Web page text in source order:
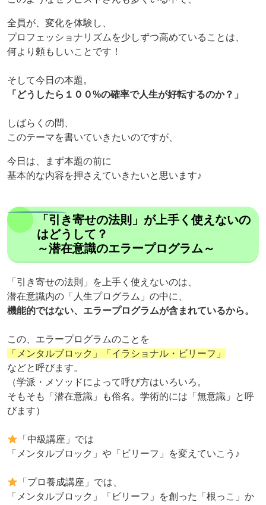
全員が、変化を体験し、
プロフェッショナリズムを少しずつ高めていることは、
何より頼もしいことです！
そして今日の本題。
「どうしたら１００%の確率で人生が好転するのか？」
しばらくの間、
このテーマを書いていきたいのですが、
今日は、まず本題の前に
基本的な内容を押さえていきたいと思います♪
「引き寄せの法則」が上手く使えないの
はどうして？
～潜在意識のエラープログラム～
「引き寄せの法則」を上手く使えないのは、
潜在意識内の「人生プログラム」の中に、
機能的ではない、エラープログラムが含まれているから。
この、エラープログラムのことを
「メンタルブロック」「イラショナル・ビリーフ」
などと呼びます。
（学派・メソッドによって呼び方はいろいろ。
そもそも「潜在意識」も俗名。学術的には「無意識」と呼
びます）
「中級講座」では
「メンタルブロック」や「ビリーフ」を変えていこう♪
「プロ養成講座」では、
「メンタルブロック」「ビリーフ」を創った「根っこ」か